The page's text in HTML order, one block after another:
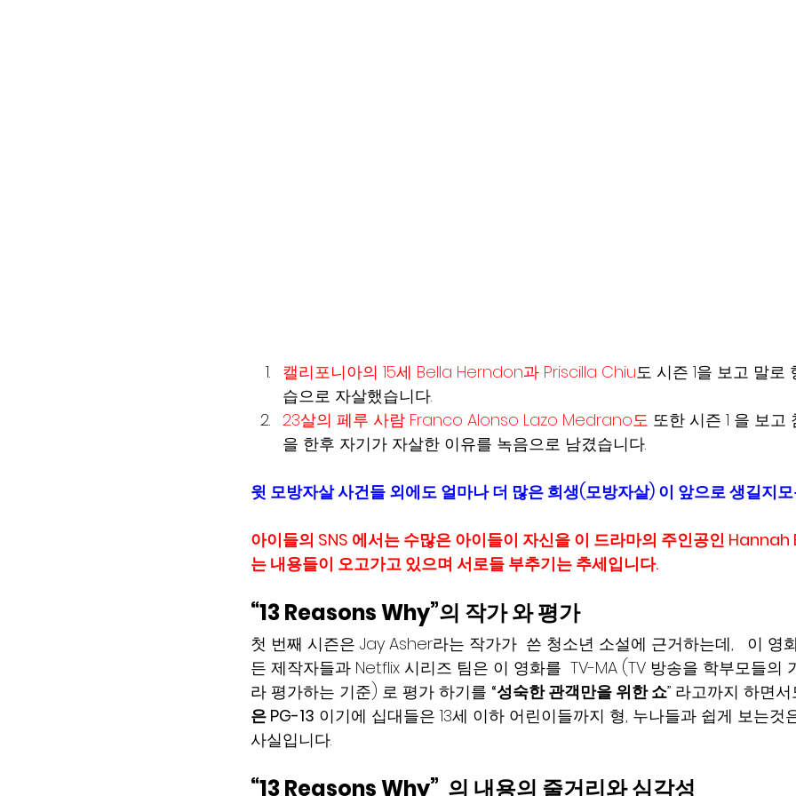
캘리포니아의 15세 Bella Herndon과 Priscilla Chiu도 시즌 1을 보고 말로
습으로 자살했습니다.
23살의 페루 사람 Franco Alonso Lazo Medrano도 또한 시즌 1 을 보고
을 한후 자기가 자살한 이유를 녹음으로 남겼습니다.
윗 모방자살 사건들 외에도 얼마나 더 많은 희생(모방자살) 이 앞으로 생길지
아이들의 SNS 에서는 수많은 아이들이 자신을 이 드라마의 주인공인
는 내용들이 오고가고 있으며 서로들 부추기는 추세입니다.
“13 Reasons Why”의 작가 와 평가
첫 번째 시즌은 Jay Asher라는 작가가  쓴 청소년 소설에 근거하는데,   이 영
든 제작자들과 Netflix 시리즈 팀은 이 영화를  TV-MA (TV 방송을 학부모들의
라 평가하는 기준) 로 평가 하기를 “성숙한 관객만을 위한 쇼” 라고까지 하면서
은 PG-13 이기에 십대들은 13세 이하 어린이들까지 형, 누나들과 쉽게 보는것
사실입니다.
“13 Reasons Why”  의 내용의 줄거리와 심각성